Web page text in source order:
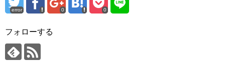
error 0 0
フォローする